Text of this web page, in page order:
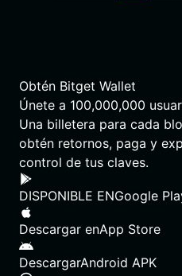
Obtén Bitget Wallet
Únete a 100,000,000
Una billetera para cada
obtén retornos, paga y
control de tus claves.
DISPONIBLE ENGoogle
Descargar enApp Store
DescargarAndroid APK